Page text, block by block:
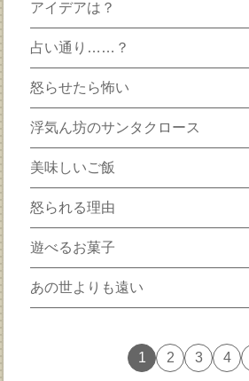
アイデアは？
占い通り……？
怒らせたら怖い
浮気ん坊のサンタクロース
美味しいご飯
怒られる理由
遊べるお菓子
あの世よりも遠い
1 2 3 4